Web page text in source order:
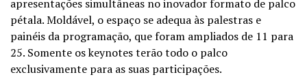
apresentações simultâneas no inovadorformato de palco
pétala.Moldável, o espaço se adequa às palestras e
painéis da programação, que foram ampliados de 11 para
25. Somente oskeynotesterãotodo o palco
exclusivamente para as suas participações.